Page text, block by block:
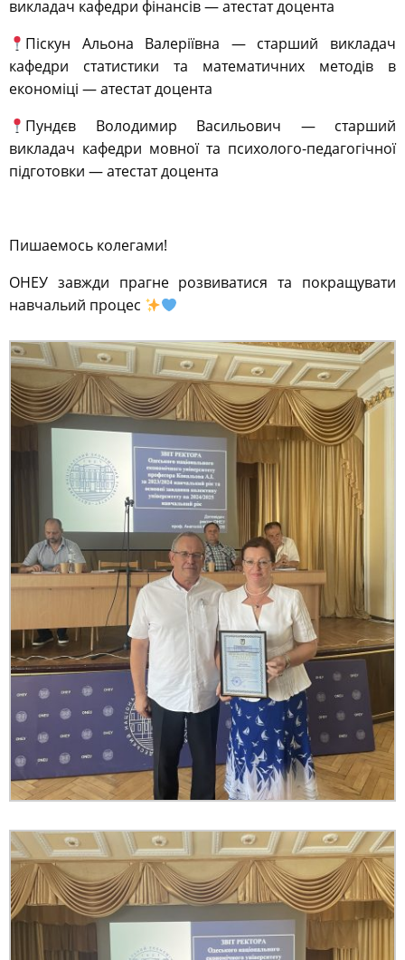
викладач кафедри фінансів — атестат доцента
Піскун Альона Валеріївна — старший викладач
кафедри статистики та математичних методів в
економіці — атестат доцента
Пундєв Володимир Васильович — старший
викладач кафедри мовної та психолого-педагогічної
підготовки — атестат доцента
Пишаемось колегами!
ОНЕУ завжди прагне розвиватися та покращувати
навчальий процес